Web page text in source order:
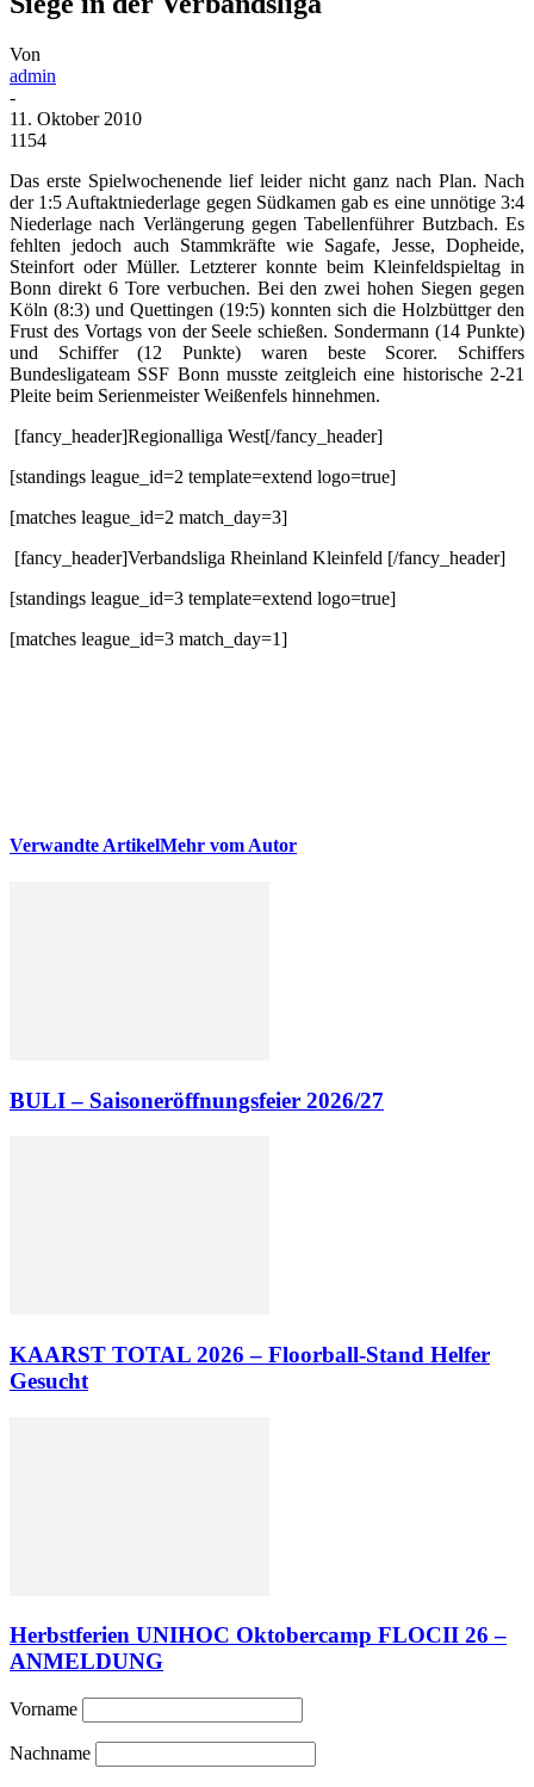
Von
admin
-
11. Oktober 2010
1154
Das erste Spielwochenende lief leider nicht ganz nach Plan. Nach
der 1:5 Auftaktniederlage gegen Südkamen gab es eine unnötige 3:4
Niederlage nach Verlängerung gegen Tabellenführer Butzbach. Es
fehlten jedoch auch Stammkräfte wie Sagafe, Jesse, Dopheide,
Steinfort oder Müller. Letzterer konnte beim Kleinfeldspieltag in
Bonn direkt 6 Tore verbuchen. Bei den zwei hohen Siegen gegen
Köln (8:3) und Quettingen (19:5) konnten sich die Holzbüttger den
Frust des Vortags von der Seele schießen. Sondermann (14 Punkte)
und Schiffer (12 Punkte) waren beste Scorer. Schiffers
Bundesligateam SSF Bonn musste zeitgleich eine historische 2-21
Pleite beim Serienmeister Weißenfels hinnehmen.
[fancy_header]Regionalliga West[/fancy_header]
[standings league_id=2 template=extend logo=true]
[matches league_id=2 match_day=3]
[fancy_header]Verbandsliga Rheinland Kleinfeld [/fancy_header]
[standings league_id=3 template=extend logo=true]
[matches league_id=3 match_day=1]
Verwandte ArtikelMehr vom Autor
BULI – Saisoneröffnungsfeier 2026/27
KAARST TOTAL 2026 – Floorball-Stand Helfer
Gesucht
Herbstferien UNIHOC Oktobercamp FLOCII 26 –
ANMELDUNG
Vorname
Nachname